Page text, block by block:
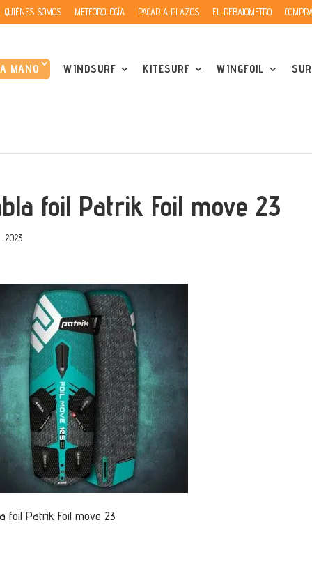
QUIÉNES SOMOS METEOROLOGÍA PAGAR A PLAZOS EL REBAJÓMETRO
MANO WINDSURF KITESURF WINGFOIL
foil Patrik Foil move 23
2023
foil Patrik Foil move 23